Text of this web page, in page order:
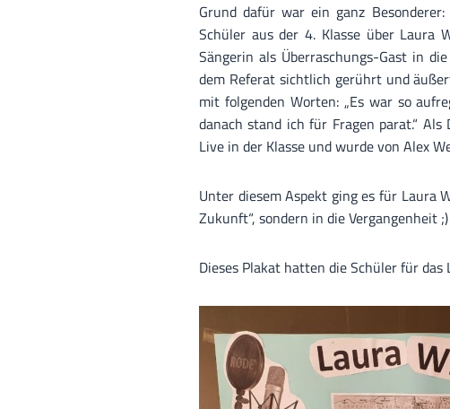
Grund dafür war ein ganz
Schüler aus der 4. Klasse über Laura
Sängerin als Überraschungs-Gast in
dem Referat sichtlich gerührt und
mit folgenden Worten: „Es war so
danach stand ich für Fragen parat.“
Live in der Klasse und wurde von Alex
Unter diesem Aspekt ging es für Laura
Zukunft“, sondern in die Vergangenheit ;)
Dieses Plakat hatten die Schüler für